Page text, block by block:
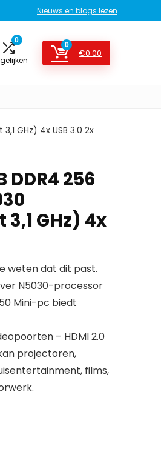
Nieuws en blogs lezen
0
0
€0.00
GHz) 4x USB 3.0 2x
DDR4 256
GHz) 4x
weten dat dit past.
N5030-processor
Mini-pc biedt
– HDMI 2.0
projectoren,
films,